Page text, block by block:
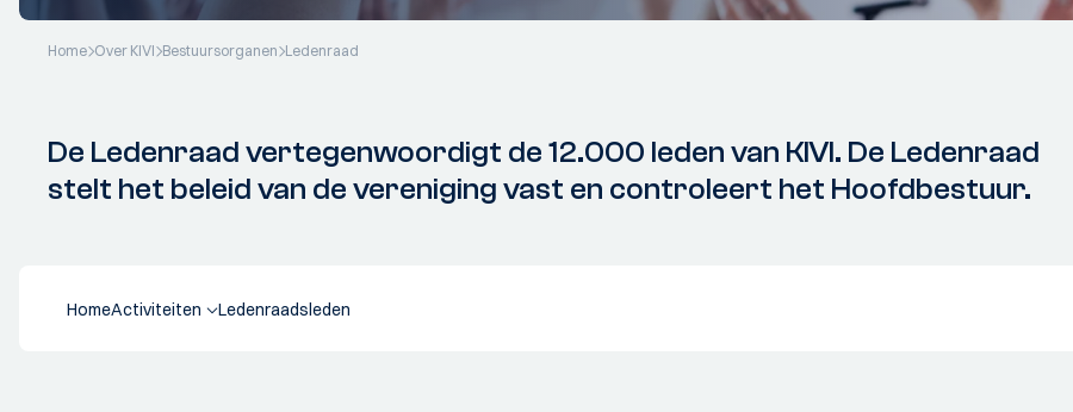
Home Over KIVI Bestuursorganen Ledenraad
De Ledenraad vertegenwoordigt de 12.000 leden van KIVI. De Ledenraad
stelt het beleid van de vereniging vast en controleert het Hoofdbestuur.
HomeActiviteiten Ledenraadsleden